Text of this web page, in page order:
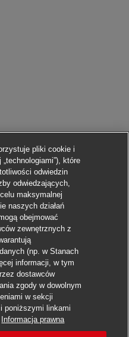
pliki cookie i
które
odwiedzin
odwiedzających,
maksymalnej
naszych działań
obejmować
zewnętrznych z
(np. w Stanach
informacji, w tym
dostawców
zgody w dowolnym
w sekcji
poniższymi linkami
Informacja prawna